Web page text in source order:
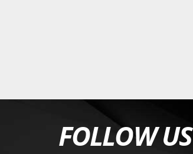
FOLLOW US